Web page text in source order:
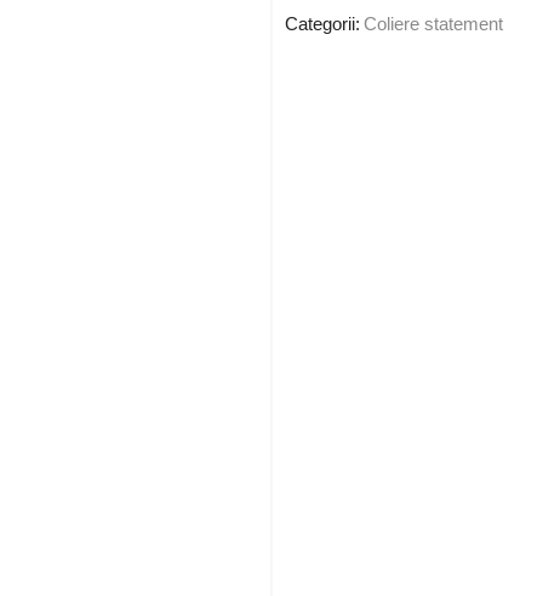
Categorii: Coliere statement